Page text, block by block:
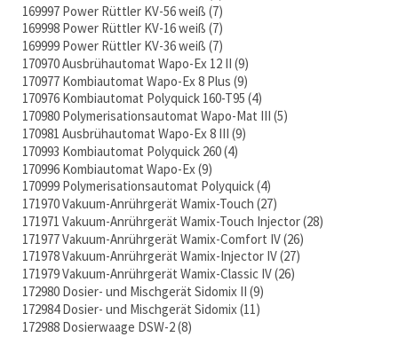
169997 Power Rüttler KV-56 weiß 7
169998 Power Rüttler KV-16 weiß 7
169999 Power Rüttler KV-36 weiß 7
170970 Ausbrühautomat Wapo-Ex 12 II 9
170977 Kombiautomat Wapo-Ex 8 Plus 9
170976 Kombiautomat Polyquick 160-T95 4
170980 Polymerisationsautomat Wapo-Mat III 5
170981 Ausbrühautomat Wapo-Ex 8 III 9
170993 Kombiautomat Polyquick 260 4
170996 Kombiautomat Wapo-Ex 9
170999 Polymerisationsautomat Polyquick 4
171970 Vakuum-Anrührgerät Wamix-Touch 27
171971 Vakuum-Anrührgerät Wamix-Touch Injector 28
171977 Vakuum-Anrührgerät Wamix-Comfort IV 26
171978 Vakuum-Anrührgerät Wamix-Injector IV 27
171979 Vakuum-Anrührgerät Wamix-Classic IV 26
172980 Dosier- und Mischgerät Sidomix II 9
172984 Dosier- und Mischgerät Sidomix 11
172988 Dosierwaage DSW-2 8